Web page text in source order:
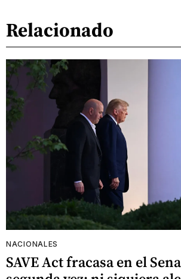
Relacionado
NACIONALES
SAVE Act fracasa en el